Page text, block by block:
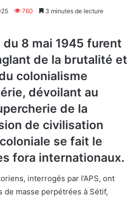
760 3 minutes de lecture
du 8 mai 1945 furent
de la brutalité et
colonialisme
dévoilant au
de la
de civilisation
se fait le
fora internationaux.
interrogés par l’APS, ont
masse perpétrées à Sétif,